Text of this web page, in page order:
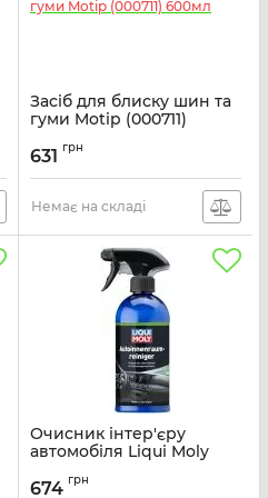
Засіб для блиску шин та
гуми Motip (000711)
Артикул:
631 грн
Немає на складі
Очисник інтер'єру
автомобіля Liqui Moly
Артикул:
674 грн